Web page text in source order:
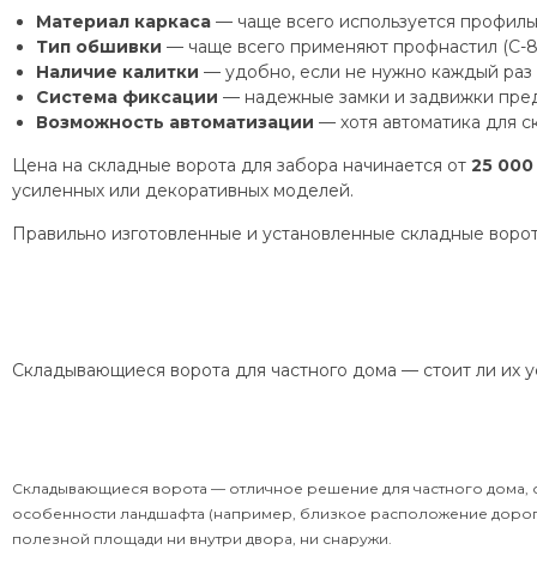
Материал каркаса — чаще всего используется
Тип обшивки — чаще всего применяют профнастил (С-
Наличие калитки — удобно, если не нужно каждый раз
Система фиксации — надежные замки и задвижки
Возможность автоматизации — хотя автоматика для
Цена на складные ворота для забора начинается от 25
усиленных или декоративных моделей.
Правильно изготовленные и установленные складные
Складывающиеся ворота для частного дома — стоит ли их
Складывающиеся ворота — отличное решение для частного дома,
особенности ландшафта (например, близкое расположение
полезной площади ни внутри двора, ни снаружи.